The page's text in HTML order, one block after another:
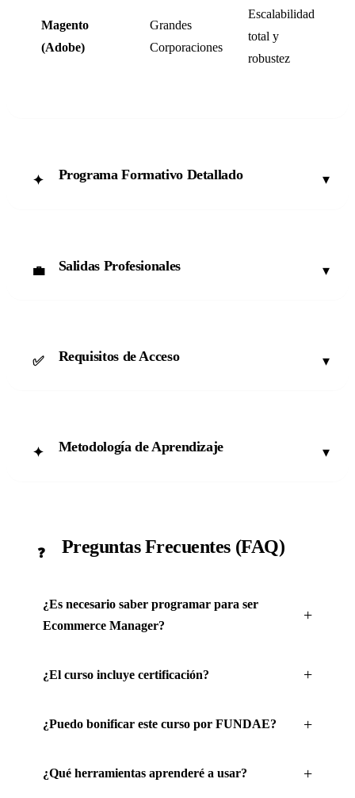
Magento
(Adobe)
Grandes
Corporaciones
Escalabilidad
total y
robustez
✦ Programa Formativo Detallado ▾
💼 Salidas Profesionales ▾
✅ Requisitos de Acceso ▾
✦ Metodología de Aprendizaje ▾
❓ Preguntas Frecuentes (FAQ)
¿Es necesario saber programar para ser
Ecommerce Manager?
¿El curso incluye certificación?
¿Puedo bonificar este curso por FUNDAE?
¿Qué herramientas aprenderé a usar?